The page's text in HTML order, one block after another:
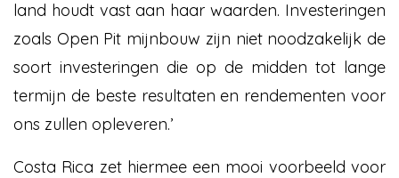
land houdt vast aan haar waarden. Investeringen
zoals Open Pit mijnbouw zijn niet noodzakelijk de
soort investeringen die op de midden tot lange
termijn de beste resultaten en rendementen voor
ons zullen opleveren.’
Costa Rica zet hiermee een mooi voorbeeld voor